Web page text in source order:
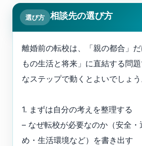
選び方 相談先の選び方
離婚前の転校は、「親の都合」
もの生活と将来」に直結する問
なステップで動くとよいでしょう
1. まずは自分の考えを整理する
– なぜ転校が必要なのか（安全・
め・生活環境など）を書き出す